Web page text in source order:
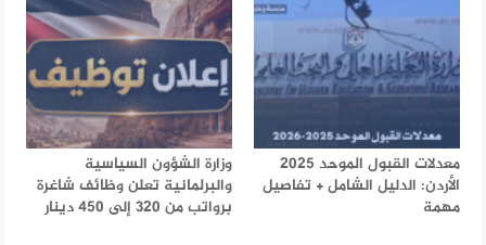
معدلات القبول الموحد 2025
الأردن: الدليل الشامل + تفاصيل
مهمة
وزارة الشؤون السياسية
والبرلمانية تعلن وظائف شاغرة
برواتب من 320 إلى 450 دينار